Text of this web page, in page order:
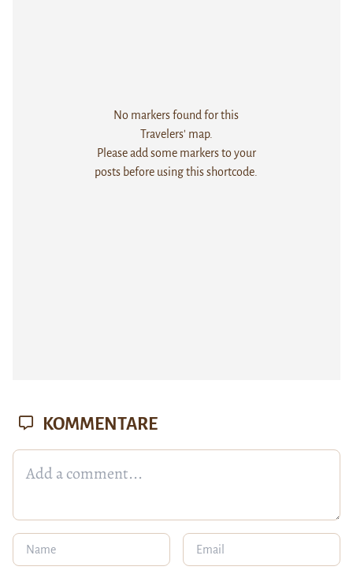
No markers found for this
Travelers' map.
Please add some markers to your
posts before using this shortcode.
KOMMENTARE